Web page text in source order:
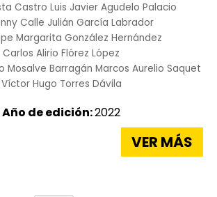
Castro Luis Javier Agudelo Palacio
Calle Julián García Labrador
Margarita González Hernández
Carlos Alirio Flórez López
Mosalve Barragán Marcos Aurelio Saquet
Víctor Hugo Torres Dávila
Año de edición:2022
VER MÁS